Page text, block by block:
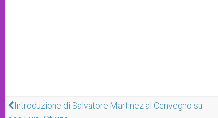
Introduzione di Salvatore Martinez al Convegno su